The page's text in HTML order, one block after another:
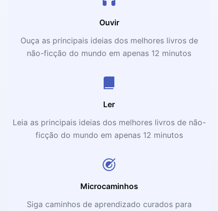
Ouvir
Ouça as principais ideias dos melhores livros de
não-ficção do mundo em apenas 12 minutos
Ler
Leia as principais ideias dos melhores livros de não-
ficção do mundo em apenas 12 minutos
Microcaminhos
Siga caminhos de aprendizado curados para